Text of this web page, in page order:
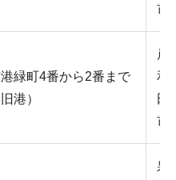
市
緑町4番から2番まで
港）
岸
和
田
市
泉